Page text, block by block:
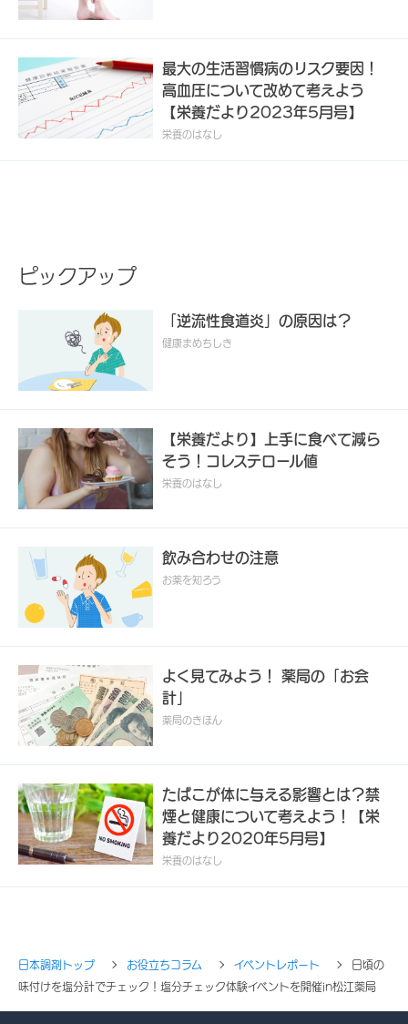
最大の生活習慣病のリスク要因！
高血圧について改めて考えよう
【栄養だより2023年5月号】
栄養のはなし
ピックアップ
「逆流性食道炎」の原因は？
健康まめちしき
【栄養だより】上手に食べて減ら
そう！コレステロール値
栄養のはなし
飲み合わせの注意
お薬を知ろう
よく見てみよう！ 薬局の「お会
計」
薬局のきほん
たばこが体に与える影響とは？禁
煙と健康について考えよう！【栄
養だより2020年5月号】
栄養のはなし
日本調剤トップ お役立ちコラム イベントレポート
日頃の
味付けを塩分計でチェック！塩分チェック体験イベントを開催in松江薬局